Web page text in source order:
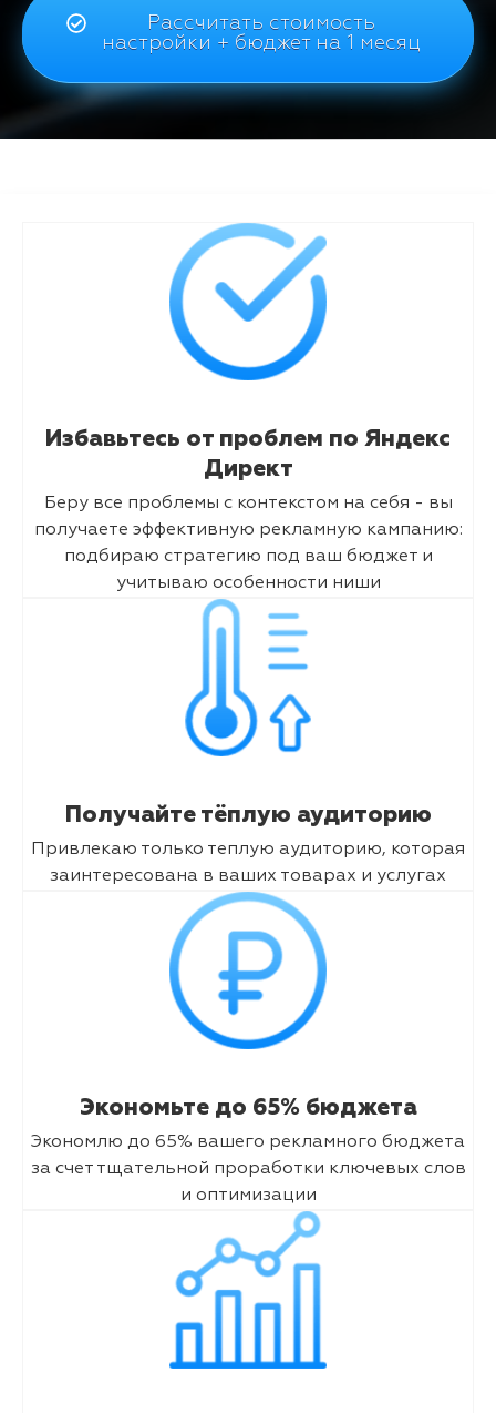
Рассчитать стоимость
настройки + бюджет на 1 месяц
Избавьтесь от проблем по Яндекс
Директ
Беру все проблемы с контекстом на себя - вы
получаете эффективную рекламную кампанию:
подбираю стратегию под ваш бюджет и
учитываю особенности ниши
Получайте тёплую аудиторию
Привлекаю только теплую аудиторию, которая
заинтересована в ваших товарах и услугах
Экономьте до 65% бюджета
Экономлю до 65% вашего рекламного бюджета
за счет тщательной проработки ключевых слов
и оптимизации